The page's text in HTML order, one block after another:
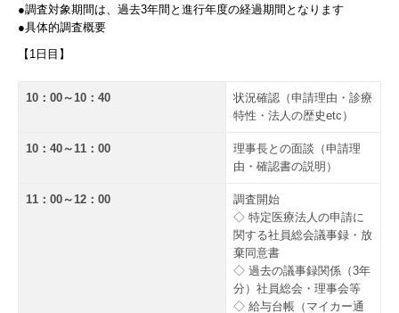
●調査対象期間は、過去3年間と進行年度の経過期間となります
●具体的調査概要
【1日目】
10：00～10：40
状況確認（申請理由・診療
特性・法人の歴史etc）
10：40～11：00
理事長との面談（申請理
由・確認書の説明）
11：00～12：00
調査開始
◇ 特定医療法人の申請に
関する社員総会議事録・放
棄同意書
◇ 過去の議事録関係（3年
分）社員総会・理事会等
◇ 給与台帳（マイカー通